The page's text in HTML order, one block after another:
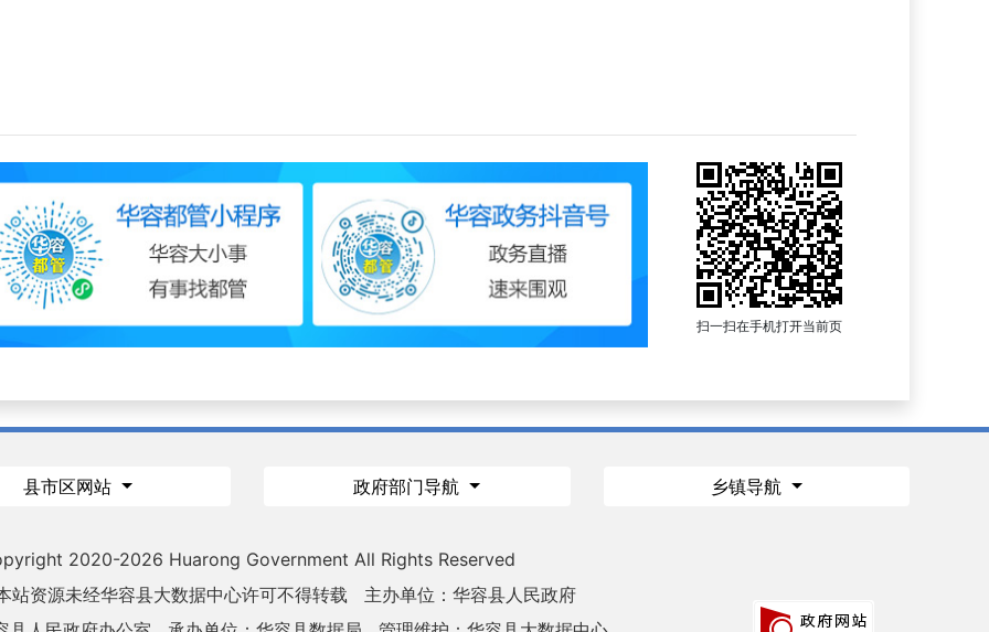
扫一扫在手机打开当前页
县市区网站 政府部门导航 乡镇导航
2020-2026 Huarong Government All Rights Reserved
站资源未经华容县大数据中心许可不得转载
主办单位：华容县人民政府